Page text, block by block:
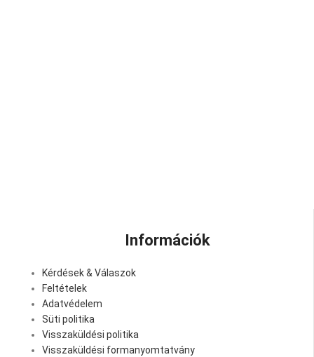
Információk
Kérdések & Válaszok
Feltételek
Adatvédelem
Süti politika
Visszaküldési politika
Visszaküldési formanyomtatvány